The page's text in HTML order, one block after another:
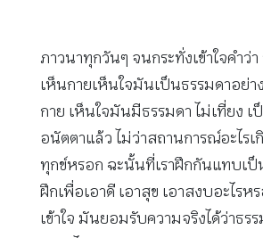
ภาวนาทุกวันๆ จนกระทั่งเข้าใจคำว่
เห็นกายเห็นใจมันเป็นธรรมดาอย่า
กาย เห็นใจมันมีธรรมดา ไม่เที่ยง เ
อนัตตาแล้ว ไม่ว่าสถานการณ์อะไรเ
ทุกข์หรอก ฉะนั้นที่เราฝึกกันแทบเป็
ฝึกเพื่อเอาดี เอาสุข เอาสงบอะไร
เข้าใจ มันยอมรับความจริงได้ว่าธร